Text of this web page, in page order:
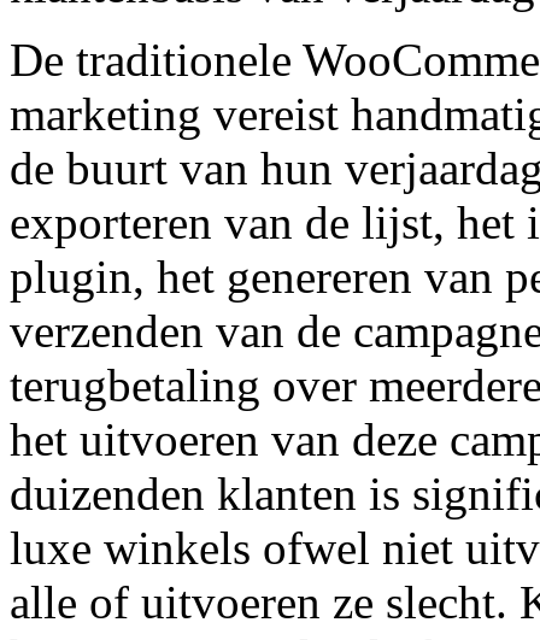
De traditionele
marketing vereist
de buurt van hun
exporteren van de lijst, het
plugin, het genereren van
verzenden van de
terugbetaling over
het uitvoeren van deze
duizenden klanten is
luxe winkels ofwel niet
alle of uitvoeren ze